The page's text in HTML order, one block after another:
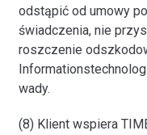
odstąpić od umowy
świadczenia, nie
roszczenie
wady.
(8) Klient wspiera